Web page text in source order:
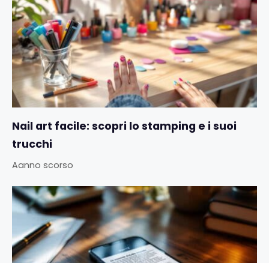
Nail art facile: scopri lo stamping e i suoi
trucchi
Aanno scorso